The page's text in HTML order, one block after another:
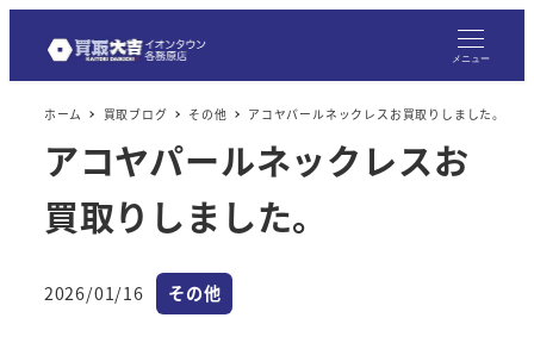
メニュー
ホーム 買取ブログ その他 アコヤパールネックレスお買取りしました。
アコヤパールネックレスお
買取りしました。
投稿日
2026/01/16 カテゴリー
その他